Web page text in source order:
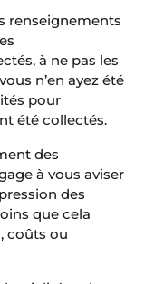
renseignements
à ne pas les
n’en ayez été
pour
été collectés.
des
à vous aviser
des
que cela
coûts ou